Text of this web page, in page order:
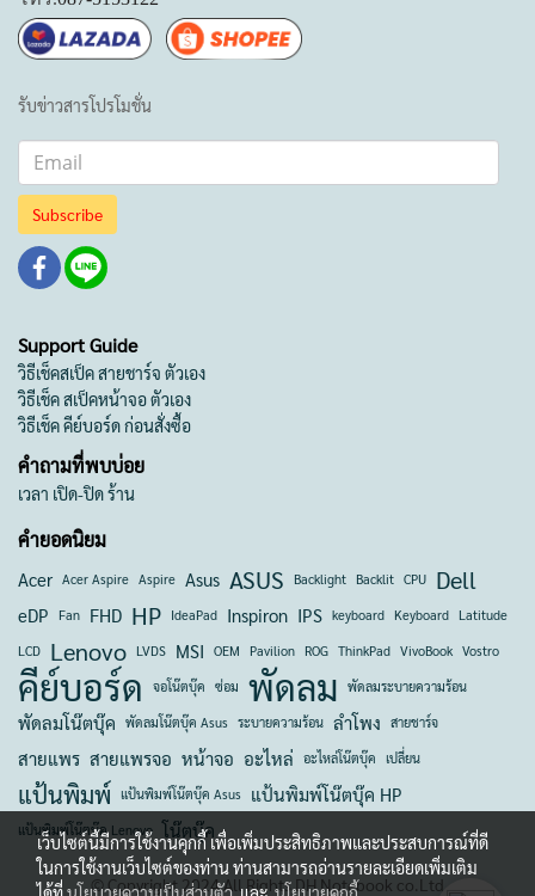
รับข่าวสารโปรโมชั่น
Subscribe
Support Guide
วิธีเช็คสเป็ค สายชาร์จ ตัวเอง
วิธีเช็ค สเป็คหน้าจอ ตัวเอง
วิธีเช็ค คีย์บอร์ด ก่อนสั่งซื้อ
คำถามที่พบบ่อย
เวลา เปิด-ปิด ร้าน
คำยอดนิยม
Acer Acer Aspire Aspire Asus ASUS Backlight Backlit CPU Dell
eDP Fan FHD HP IdeaPad Inspiron IPS keyboard Keyboard Latitude
LCD Lenovo LVDS MSI OEM Pavilion ROG ThinkPad VivoBook Vostro
คีย์บอร์ด จอโน๊ตบุ๊ค ซ่อม พัดลม พัดลมระบายความร้อน
พัดลมโน๊ตบุ๊ค พัดลมโน๊ตบุ๊ค Asus ระบายความร้อน ลำโพง สายชาร์จ
สายแพร สายแพรจอ หน้าจอ อะไหล่ อะไหล่โน๊ตบุ๊ค เปลี่ยน
แป้นพิมพ์ แป้นพิมพ์โน๊ตบุ๊ค Asus แป้นพิมพ์โน๊ตบุ๊ค HP
แป้นพิมพ์โน๊ตบุ๊ค Lenovo โน๊ตบุ๊ค
© Copyright 2024 All Rights DH Notebook co.Ltd
เว็บไซต์นี้มีการใช้งานคุกกี้ เพื่อเพิ่มประสิทธิภาพและประสบการณ์ที่ดี
ในการใช้งานเว็บไซต์ของท่าน ท่านสามารถอ่านรายละเอียดเพิ่มเติม